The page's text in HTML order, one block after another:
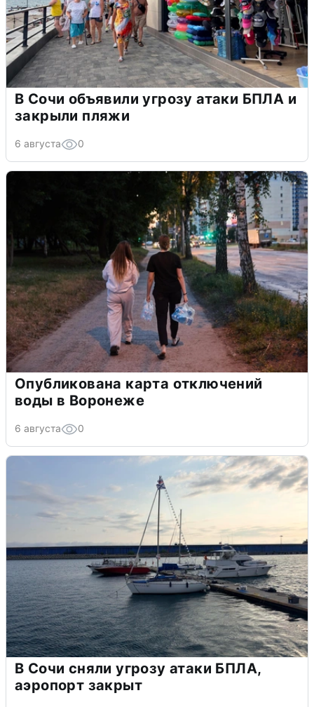
В Сочи объявили угрозу атаки БПЛА и
закрыли пляжи
6 августа 0
Опубликована карта отключений
воды в Воронеже
6 августа 0
В Сочи сняли угрозу атаки БПЛА,
аэропорт закрыт